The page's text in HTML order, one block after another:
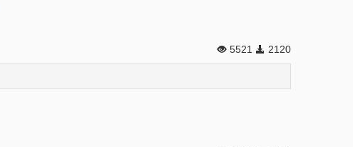
5521 2120